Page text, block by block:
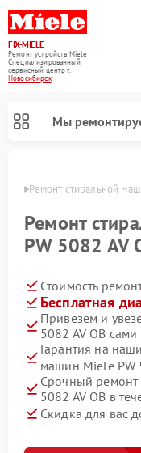
FIX-MIELE
Ремонт устройств Miele
Специализированный
cервисный центр г.
Новосибирск
Мы
Ремонт стиральной
Ремонт
PW 5082 AV
Стоимость
Бесплатная
Привезем и
5082 AV OB сами
Гарантия на
машин Miele PW
Срочный
5082 AV OB в
Скидка для вас